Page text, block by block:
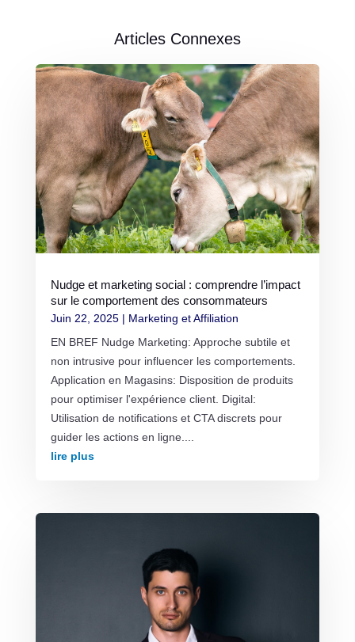
Articles Connexes
Nudge et marketing social : comprendre l’impact
sur le comportement des consommateurs
Juin 22, 2025| Marketing et Affiliation
EN BREF Nudge Marketing: Approche subtile et
non intrusive pour influencer les comportements.
Application en Magasins: Disposition de produits
pour optimiser l'expérience client. Digital:
Utilisation de notifications et CTA discrets pour
guider les actions en ligne....
lire plus